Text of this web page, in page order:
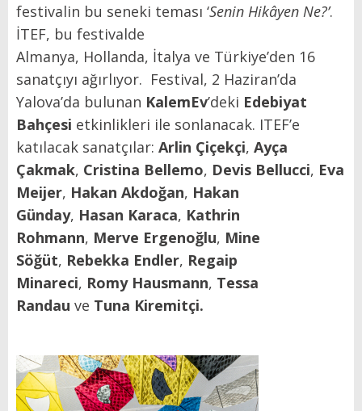
festivalin bu seneki teması ‘Senin Hikâyen Ne?’.
İTEF, bu festivalde
Almanya, Hollanda, İtalya ve Türkiye’den 16
sanatçıyı ağırlıyor. Festival, 2 Haziran’da
Yalova’da bulunan KalemEv’deki Edebiyat
Bahçesi etkinlikleri ile sonlanacak. ITEF’e
katılacak sanatçılar: Arlin Çiçekçi, Ayça
Çakmak, Cristina Bellemo, Devis Bellucci, Eva
Meijer, Hakan Akdoğan, Hakan
Günday, Hasan Karaca, Kathrin
Rohmann, Merve Ergenoğlu, Mine
Söğüt, Rebekka Endler, Regaip
Minareci, Romy Hausmann, Tessa
Randau ve Tuna Kiremitçi.